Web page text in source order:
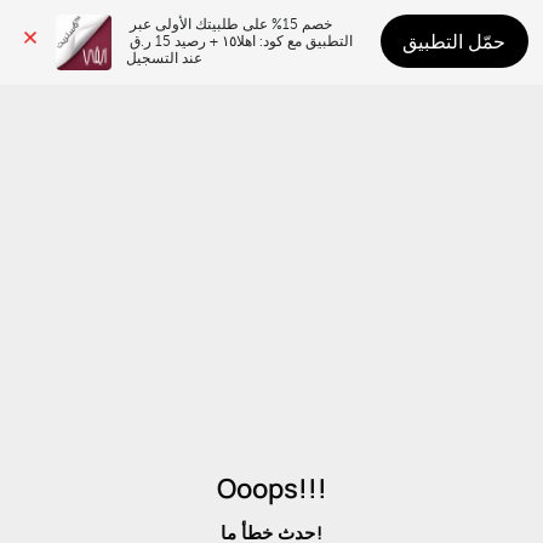
عند التسجيل
حمّل التطبيق
Ooops!!!
حدث خطأ ما!